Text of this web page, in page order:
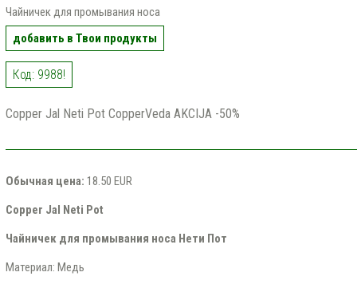
Чайничек для промывания носа
добавить в Твои продукты
Код: 9988!
Copper Jal Neti Pot CopperVeda AKCIJA -50%
Обычная цена: 18.50 EUR
Copper Jal Neti Pot
Чайничек для промывания носа Нети Пот
Материал: Медь